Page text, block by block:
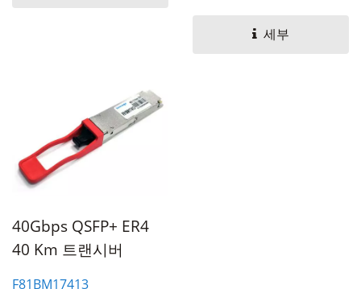
세부
40Gbps QSFP+ ER4
40 Km 트랜시버
F81BM17413